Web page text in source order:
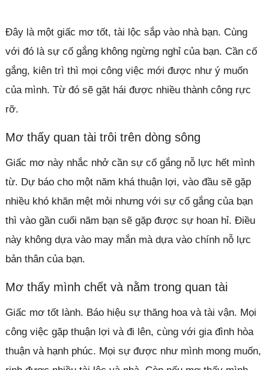
Đây là một giấc mơ tốt, tài lộc sắp vào nhà bạn. Cùng
với đó là sự cố gắng không ngừng nghỉ của bạn. Cần cố
gắng, kiên trì thì mọi công việc mới được như ý muốn
của mình. Từ đó sẽ gặt hái được nhiều thành công rực
rỡ.
Mơ thấy quan tài trôi trên dòng sông
Giấc mơ này nhắc nhở cần sự cố gắng nỗ lực hết mình
từ. Dự báo cho một năm khá thuận lợi, vào đầu sẽ gặp
nhiều khó khăn mệt mỏi nhưng với sự cố gắng của bạn
thì vào gần cuối năm bạn sẽ gặp được sự hoan hỉ. Điều
này không dựa vào may mắn mà dựa vào chính nỗ lực
bản thân của bạn.
Mơ thấy mình chết và nằm trong quan tài
Giấc mơ tốt lành. Báo hiệu sự thăng hoa và tài vận. Mọi
công việc gặp thuận lợi và đi lên, cùng với gia đình hòa
thuận và hạnh phúc. Mọi sự được như mình mong muốn,